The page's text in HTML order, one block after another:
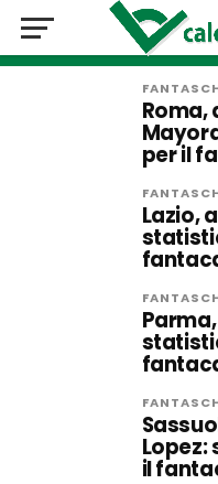
Roma,
per il
Lazio,
il